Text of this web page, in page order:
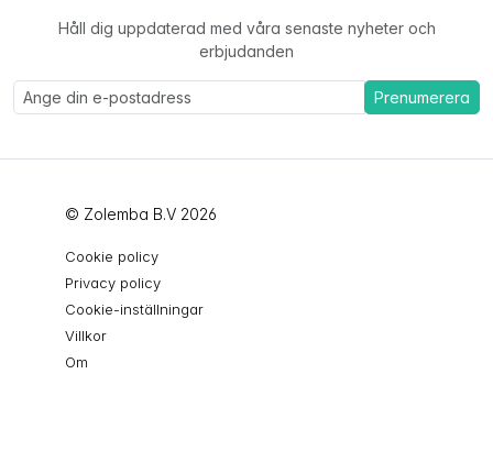
Håll dig uppdaterad med våra senaste nyheter och
erbjudanden
Prenumerera
© Zolemba B.V 2026
Cookie policy
Privacy policy
Cookie-inställningar
Villkor
Om